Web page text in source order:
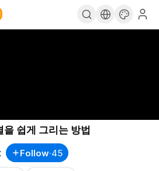
쉽게 그리는 방법
Follow·45